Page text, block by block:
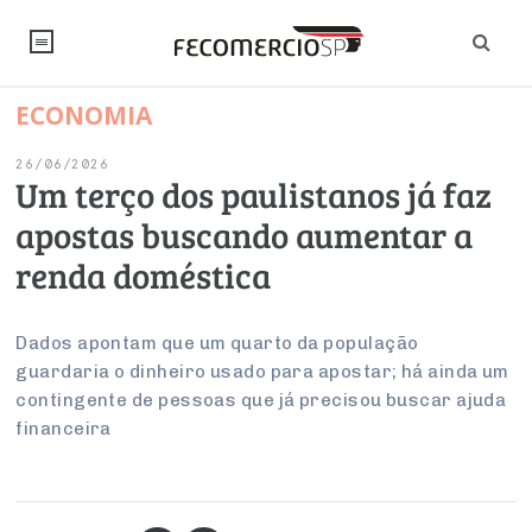
NOTÍCIAS
Artigos
Institucional
PROJETOS ESPECIAIS:
UM BRASIL
Economia
Pesquisas
Brasil
Internacional
Modernização do Estado
Trabalho
Empresas
Arbitragem e Mediação
Negócios
Varejo
Serviços
Sustentabilidade
PESQUISAS
INSTITUCIONAL
Sobre
Negociações Coletivas
CONSELHOS
ECONOMIA
26/06/2026
Um terço dos paulistanos já faz
apostas buscando aumentar a
renda doméstica
Dados apontam que um quarto da população
guardaria o dinheiro usado para apostar; há ainda um
contingente de pessoas que já precisou buscar ajuda
financeira